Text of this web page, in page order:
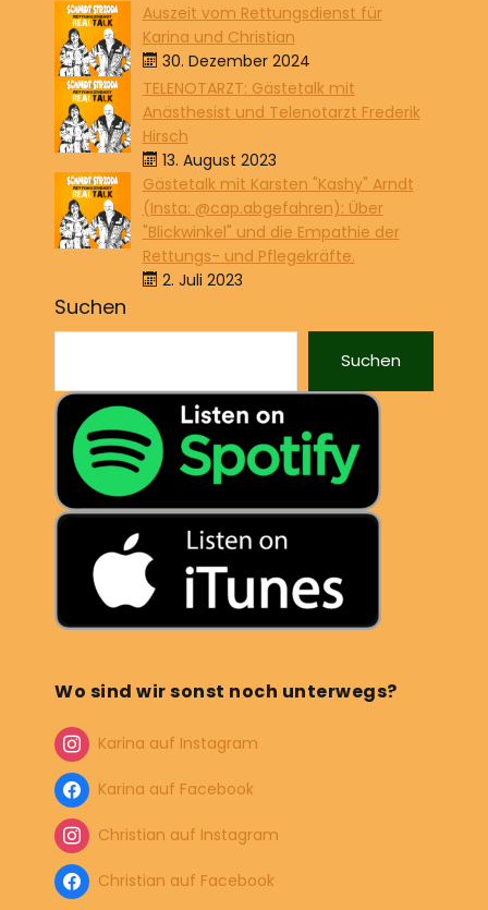
Auszeit vom Rettungsdienst für
Karina und Christian
30. Dezember 2024
TELENOTARZT: Gästetalk mit
Anästhesist und Telenotarzt Frederik
Hirsch
13. August 2023
Gästetalk mit Karsten "Kashy" Arndt
(Insta: @cap.abgefahren): Über
"Blickwinkel" und die Empathie der
Rettungs- und Pflegekräfte.
2. Juli 2023
Suchen
Suchen
Wo sind wir sonst noch unterwegs?
Karina auf Instagram
Karina auf Facebook
Christian auf Instagram
Christian auf Facebook